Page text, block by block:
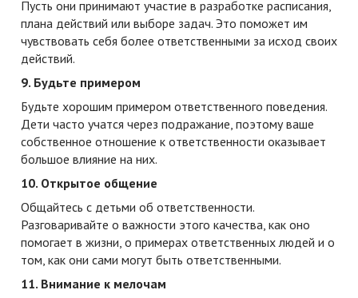
Пусть они принимают участие в разработке расписания,
плана действий или выборе задач. Это поможет им
чувствовать себя более ответственными за исход своих
действий.
9. Будьте примером
Будьте хорошим примером ответственного поведения.
Дети часто учатся через подражание, поэтому ваше
собственное отношение к ответственности оказывает
большое влияние на них.
10. Открытое общение
Общайтесь с детьми об ответственности.
Разговаривайте о важности этого качества, как оно
помогает в жизни, о примерах ответственных людей и о
том, как они сами могут быть ответственными.
11. Внимание к мелочам